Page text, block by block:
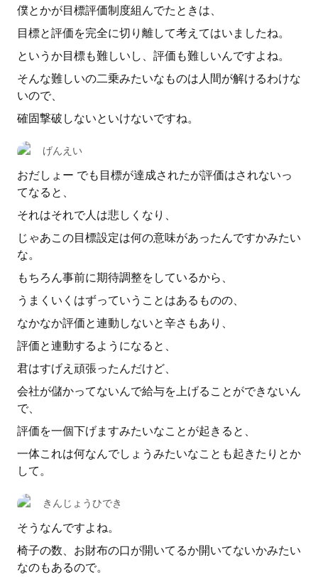
僕とかが目標評価制度組んでたときは、
目標と評価を完全に切り離して考えてはいましたね。
というか目標も難しいし、評価も難しいんですよね。
そんな難しいの二乗みたいなものは人間が解けるわけな
いので、
確固撃破しないといけないですね。
げんえい
おだしょー でも目標が達成されたが評価はされないっ
てなると、
それはそれで人は悲しくなり、
じゃあこの目標設定は何の意味があったんですかみたい
な。
もちろん事前に期待調整をしているから、
うまくいくはずっていうことはあるものの、
なかなか評価と連動しないと辛さもあり、
評価と連動するようになると、
君はすげえ頑張ったんだけど、
会社が儲かってないんで給与を上げることができないん
で、
評価を一個下げますみたいなことが起きると、
一体これは何なんでしょうみたいなことも起きたりとか
して。
きんじょうひでき
そうなんですよね。
椅子の数、お財布の口が開いてるか開いてないかみたい
なのもあるので。